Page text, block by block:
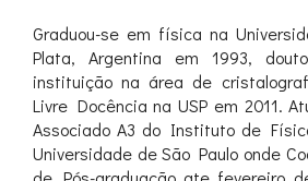
Graduou-se em física na
Plata, Argentina em 1993,
instituição na área de
Livre Docência na USP em 2011.
Associado A3 do Instituto de
Universidade de São Paulo onde